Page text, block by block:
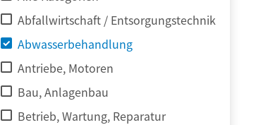
Abfallwirtschaft / Entsorgungstechnik
Abwasserbehandlung
Antriebe, Motoren
Bau, Anlagenbau
Betrieb, Wartung, Reparatur